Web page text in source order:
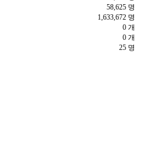
58,625 명
1,633,672 명
0 개
0 개
25 명